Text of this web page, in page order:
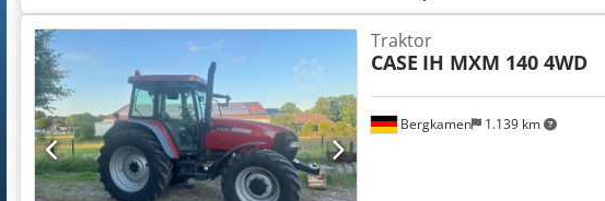
Bergkamen 1.139 km
Traktor
CASE IH MXM 140 4WD